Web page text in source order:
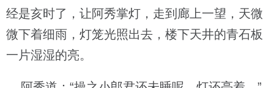
经是亥时了，让阿秀掌灯，走到廊上一望，天微
微下着细雨，灯笼光照出去，楼下天井的青石板
一片湿湿的亮。